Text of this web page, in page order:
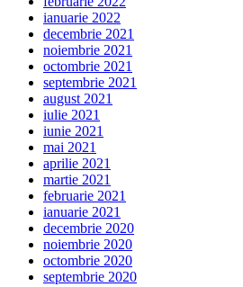
ianuarie 2022
decembrie 2021
noiembrie 2021
octombrie 2021
septembrie 2021
august 2021
iulie 2021
iunie 2021
mai 2021
aprilie 2021
martie 2021
februarie 2021
ianuarie 2021
decembrie 2020
noiembrie 2020
octombrie 2020
septembrie 2020